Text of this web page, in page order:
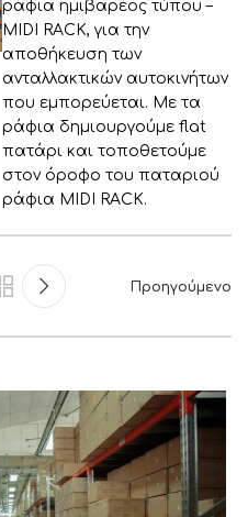
ράφια ημιβαρέος τύπου –
MIDI RACK, για την
αποθήκευση των
ανταλλακτικών αυτοκινήτων
που εμπορεύεται. Με τα
ράφια δημιουργούμε flat
πατάρι και τοποθετούμε
στον όροφο του παταριού
ράφια MIDI RACK.
Προηγούμενο